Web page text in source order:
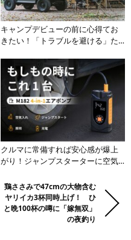
キャンプデビューの前に心得てお
きたい！「トラブルを避ける」た
「キ」とは【前編】
クルマに常備すれば安心感が爆上
がり！ジャンプスターターに空気
集約
Next:
鶏ささみで47cmの大物含む
ヤリイカ3杯同時上げ！ ひ
と晩100杯の噂に「嫁無双」
の夜釣り